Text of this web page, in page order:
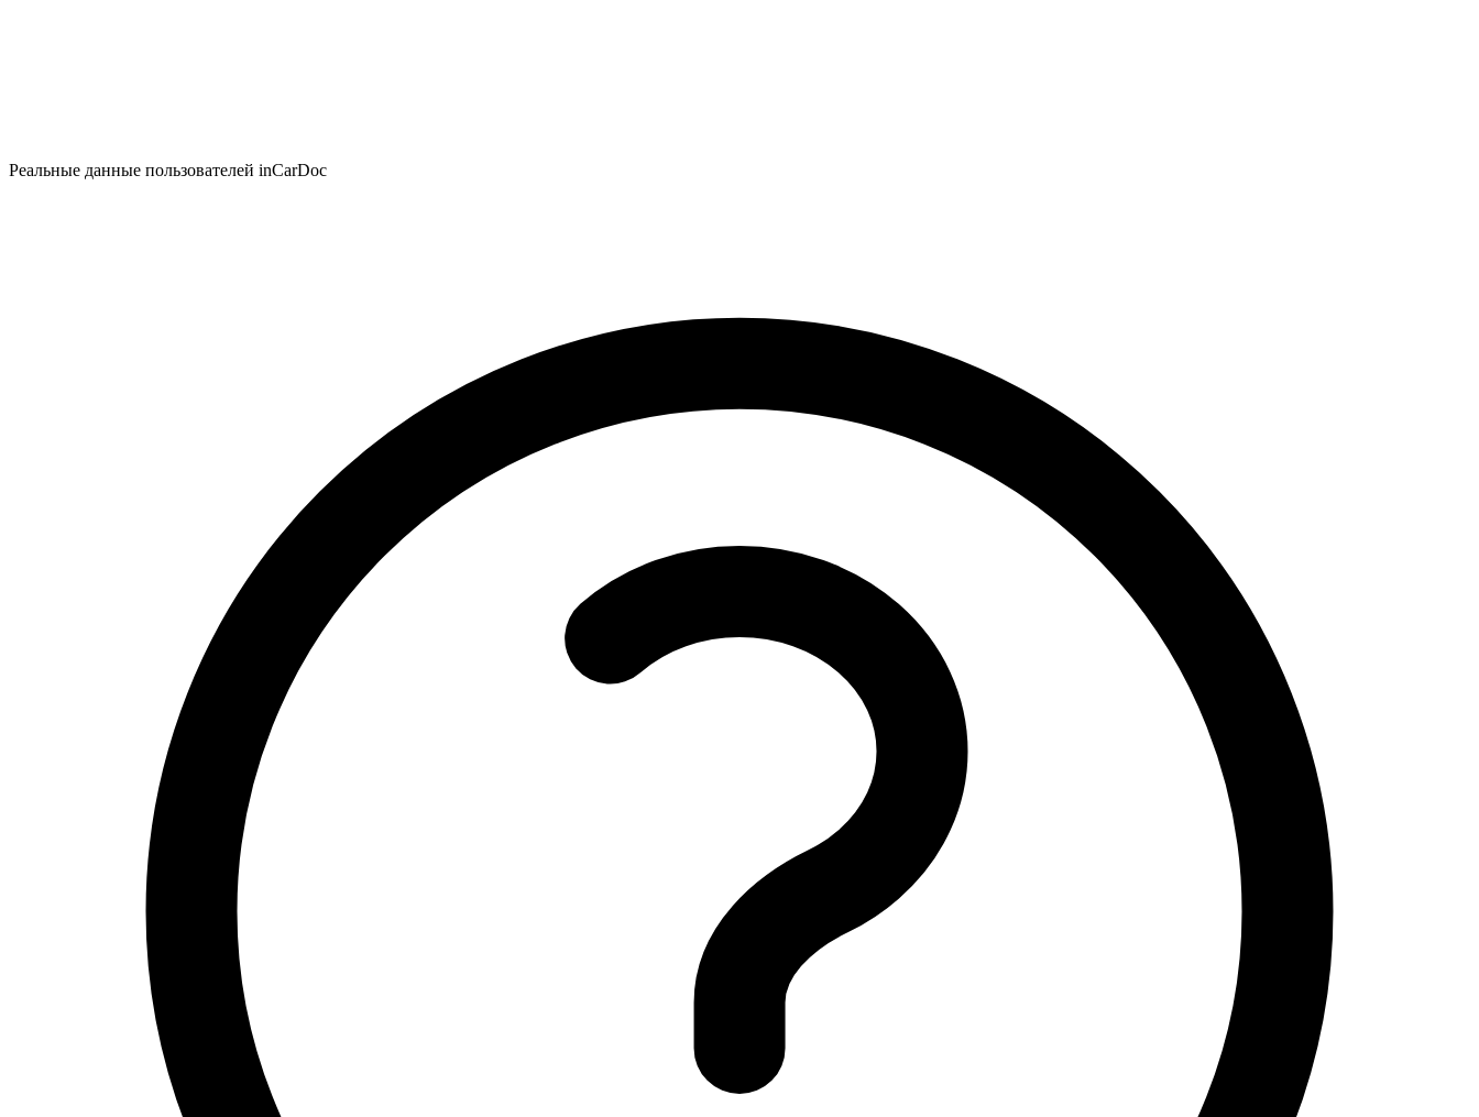
Реальные данные пользователей inCarDoc